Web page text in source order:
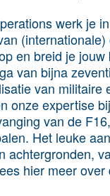
werk je
en breid je
van bijna
van
onze expertise
van de
Het leuke
achtergronden,
hier meer